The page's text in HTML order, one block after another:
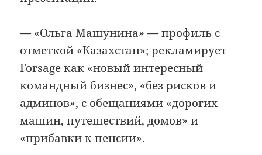
— «Ольга Машунина» — профиль с
отметкой «Казахстан»; рекламирует
Forsage как «новый интересный
командный бизнес», «без рисков и
админов», с обещаниями «дорогих
машин, путешествий, домов» и
«прибавки к пенсии».